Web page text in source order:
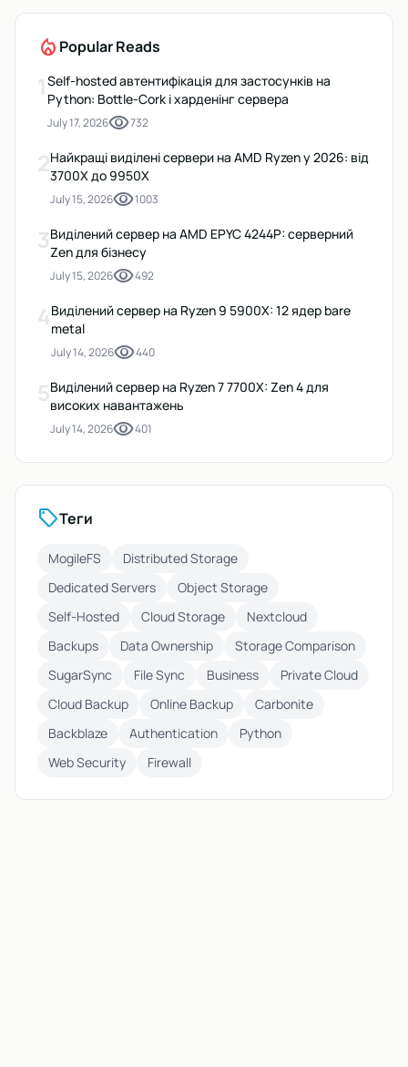
local_fire_department Popular Reads
1 Self-hosted автентифікація для застосунків на
Python: Bottle-Cork і харденінг сервера
July 17, 2026visibility732
2Найкращі виділені сервери на AMD Ryzen у 2026: від
3700X до 9950X
July 15, 2026visibility1003
3Виділений сервер на AMD EPYC 4244P: серверний
Zen для бізнесу
July 15, 2026visibility492
4Виділений сервер на Ryzen 9 5900X: 12 ядер bare
metal
July 14, 2026visibility440
5Виділений сервер на Ryzen 7 7700X: Zen 4 для
високих навантажень
July 14, 2026visibility401
sellТеги
MogileFS
Distributed Storage
Dedicated Servers
Object Storage
Self-Hosted
Cloud Storage
Nextcloud
Backups
Data Ownership
Storage Comparison
SugarSync
File Sync Business
Private Cloud
Cloud Backup
Online Backup
Carbonite
Backblaze
Authentication
Python
Web Security
Firewall